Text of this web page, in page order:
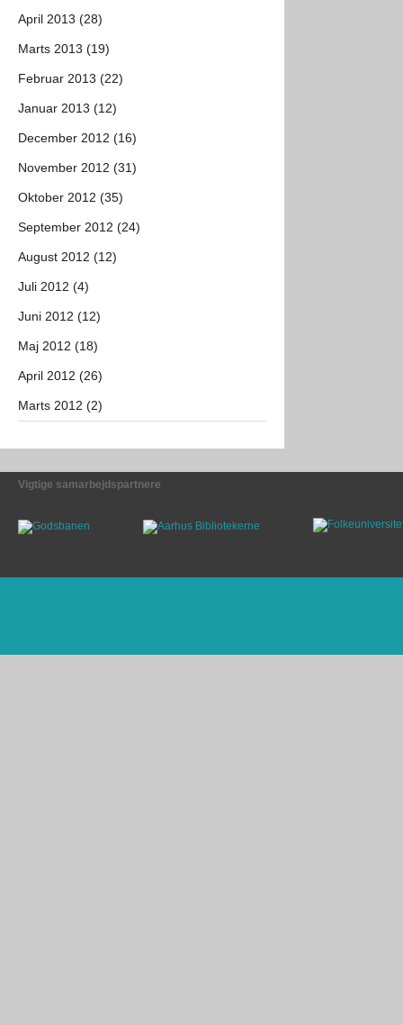
April 2013 (28)
Marts 2013 (19)
Februar 2013 (22)
Januar 2013 (12)
December 2012 (16)
November 2012 (31)
Oktober 2012 (35)
September 2012 (24)
August 2012 (12)
Juli 2012 (4)
Juni 2012 (12)
Maj 2012 (18)
April 2012 (26)
Marts 2012 (2)
Vigtige samarbejdspartnere